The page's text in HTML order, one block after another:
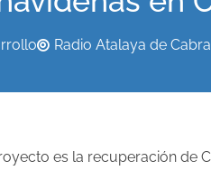
Radio Atalaya de Cabra
es la recuperación de